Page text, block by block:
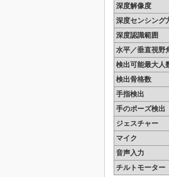
深度解像度
深度センシング
深度認識範囲
水平／垂直視野
検出可能最大人
検出骨格数
手指検出
手のポーズ検出
ジェスチャー
マイク
音声入力
チルトモーター